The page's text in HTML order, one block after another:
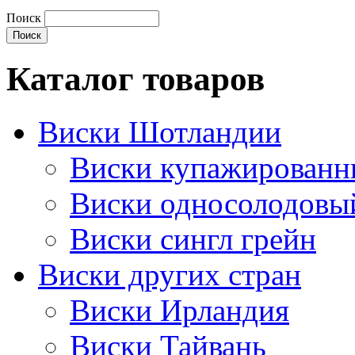
Поиск
Каталог товаров
Виски Шотландии
Виски
Виски
Виски сингл грейн
Виски других стран
Виски Ирландия
Виски Тайвань